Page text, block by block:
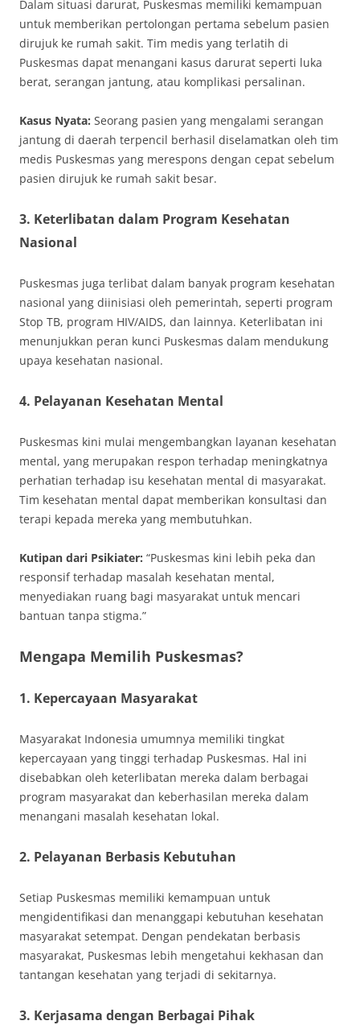
Dalam situasi darurat, Puskesmas memiliki kemampuan
untuk memberikan pertolongan pertama sebelum pasien
dirujuk ke rumah sakit. Tim medis yang terlatih di
Puskesmas dapat menangani kasus darurat seperti luka
berat, serangan jantung, atau komplikasi persalinan.
Kasus Nyata: Seorang pasien yang mengalami serangan
jantung di daerah terpencil berhasil diselamatkan oleh tim
medis Puskesmas yang merespons dengan cepat sebelum
pasien dirujuk ke rumah sakit besar.
3. Keterlibatan dalam Program Kesehatan
Nasional
Puskesmas juga terlibat dalam banyak program kesehatan
nasional yang diinisiasi oleh pemerintah, seperti program
Stop TB, program HIV/AIDS, dan lainnya. Keterlibatan ini
menunjukkan peran kunci Puskesmas dalam mendukung
upaya kesehatan nasional.
4. Pelayanan Kesehatan Mental
Puskesmas kini mulai mengembangkan layanan kesehatan
mental, yang merupakan respon terhadap meningkatnya
perhatian terhadap isu kesehatan mental di masyarakat.
Tim kesehatan mental dapat memberikan konsultasi dan
terapi kepada mereka yang membutuhkan.
Kutipan dari Psikiater: “Puskesmas kini lebih peka dan
responsif terhadap masalah kesehatan mental,
menyediakan ruang bagi masyarakat untuk mencari
bantuan tanpa stigma.”
Mengapa Memilih Puskesmas?
1. Kepercayaan Masyarakat
Masyarakat Indonesia umumnya memiliki tingkat
kepercayaan yang tinggi terhadap Puskesmas. Hal ini
disebabkan oleh keterlibatan mereka dalam berbagai
program masyarakat dan keberhasilan mereka dalam
menangani masalah kesehatan lokal.
2. Pelayanan Berbasis Kebutuhan
Setiap Puskesmas memiliki kemampuan untuk
mengidentifikasi dan menanggapi kebutuhan kesehatan
masyarakat setempat. Dengan pendekatan berbasis
masyarakat, Puskesmas lebih mengetahui kekhasan dan
tantangan kesehatan yang terjadi di sekitarnya.
3. Kerjasama dengan Berbagai Pihak